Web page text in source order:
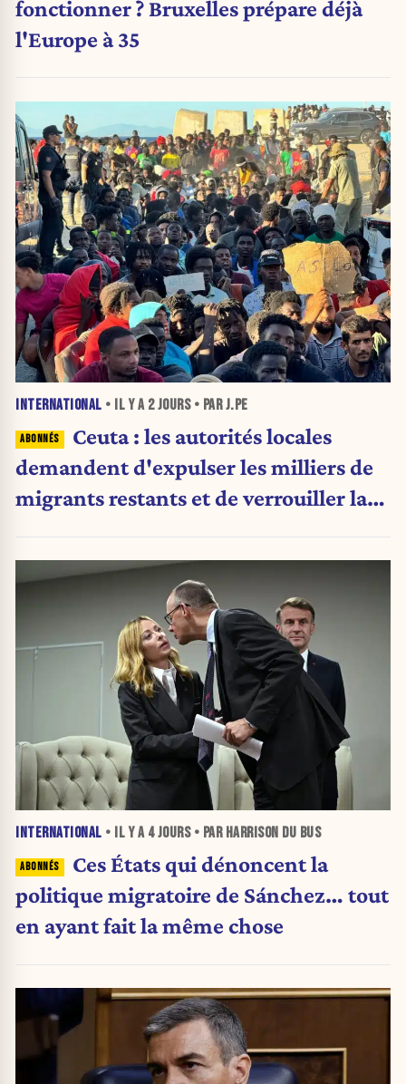
fonctionner ? Bruxelles prépare déjà
l'Europe à 35
INTERNATIONAL • IL Y A 2 JOURS• PAR J.PE
Ceuta : les autorités locales
demandent d'expulser les milliers de
migrants restants et de verrouiller la
INTERNATIONAL • IL Y A 4 JOURS• PAR HARRISON DU BUS
Ces États qui dénoncent la
politique migratoire de Sánchez… tout
en ayant fait la même chose